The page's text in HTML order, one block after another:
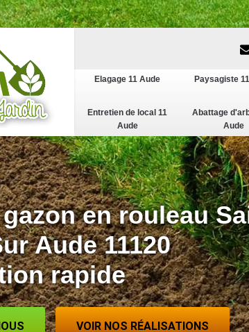
Elagage 11 Aude Paysagiste
Entretien de local 11
Aude
Abattage
Aude
en rouleau
Aude 11120
rapide
VOIR NOS RÉALISATIONS